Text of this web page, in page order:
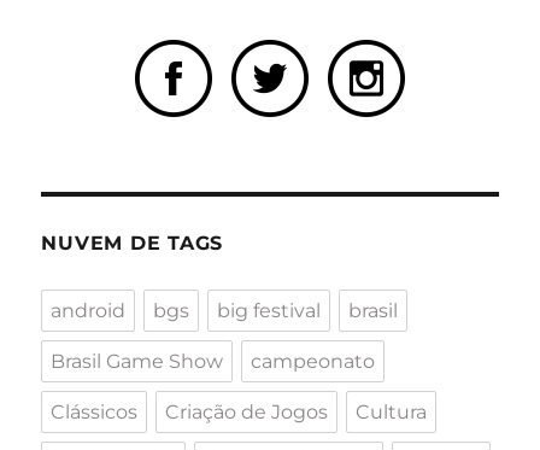
NUVEM DE TAGS
android bgs big festival brasil
Brasil Game Show campeonato
Clássicos Criação de Jogos Cultura